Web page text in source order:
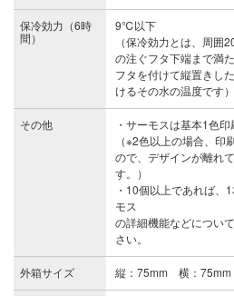
保冷効力（6時
間）
9℃以下
（保冷効力とは、周
の注ぐフタ下端まで
フタを付けて縦置きし
けるその水の温度です）
その他
・サーモスは基本1色
（※2色以上の場合、
ので、デザインが離れ
す。）
・10個以上であれば、
モス
の詳細機能などについ
さい。
外箱サイズ 縦：75mm 横：